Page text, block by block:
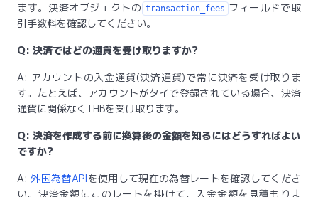
ます。決済オブジェクトの transaction_fees フィールドで取
引手数料を確認してください。
Q: 決済ではどの通貨を受け取りますか?
A: アカウントの入金通貨(決済通貨)で常に決済を受け取りま
す。たとえば、アカウントがタイで登録されている場合、決済
通貨に関係なくTHBを受け取ります。
Q: 決済を作成する前に換算後の金額を知るにはどうすればよい
ですか?
A:外国為替APIを使用して現在の為替レートを確認してくださ
い。決済金額にこのレートを掛けて、入金金額を見積もりま